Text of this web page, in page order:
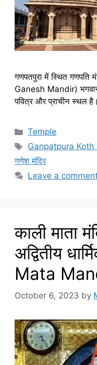
गणपतपुरा में स्थित
Ganesh Mandir)
पवित्र और प्राचीन स्थल
Categories
Temple
Tags
Ganpatpura
गणेश मंदिर
Leave a
काली माता
अद्वितीय
Mata
October 6, 2023 by